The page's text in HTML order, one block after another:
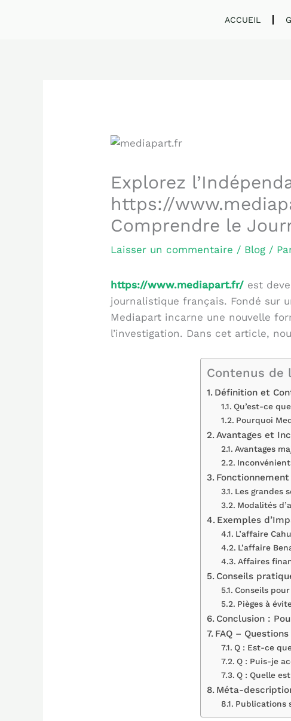
ACCUEIL
Explorez
https://
Comprendre le
Laisser un commentaire / Blog /
https://www.mediapart.fr/ est
journalistique français. Fondé sur
Mediapart incarne une nouvelle
l’investigation. Dans cet article,
Contenus de
Définition et
Qu’est-ce
Pourquoi
Avantages et
Avantages
Les grandes
Modalités
Exemples
L’affaire
L’affaire
Affaires
Conseils
Conseils
Pièges à
Conclusion :
FAQ –
Q : Est-ce
Q : Puis-je
Q : Quelle
Méta-
Publications